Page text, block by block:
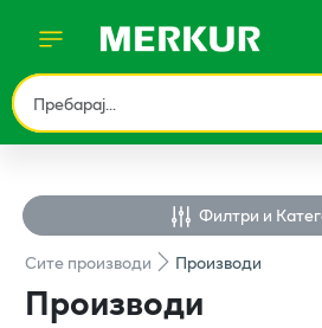
Филтри и
Ситепроизводи Производи
Производи